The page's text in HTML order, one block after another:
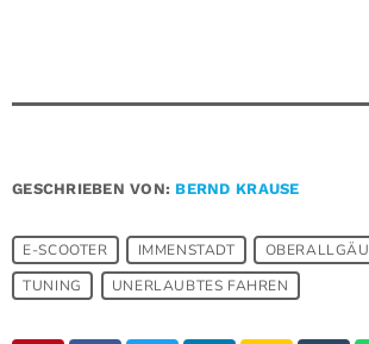
GESCHRIEBEN VON: BERND KRAUSE
E-SCOOTER IMMENSTADT OBERALLGÄU
TUNING
UNERLAUBTES FAHREN